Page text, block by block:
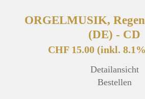
ORGELMUSIK,
(DE) - CD
CHF 15.00 (inkl.
Detailansicht
Bestellen